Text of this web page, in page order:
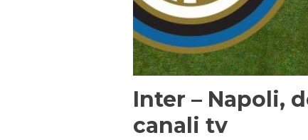
Inter – Napoli,
canali tv